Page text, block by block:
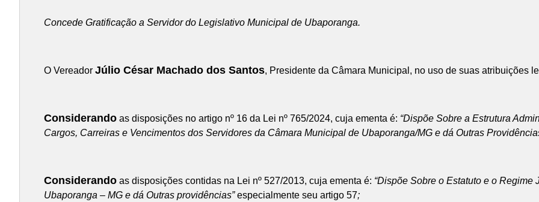
Concede Gratificação a Servidor do Legislativo Municipal de Ubaporanga.
O Vereador Júlio César Machado dos Santos, Presidente da Câmara Municipal, no uso de suas atribuições
Considerando as disposições no artigo nº 16 da Lei nº 765/2024, cuja ementa é: “Dispõe Sobre a Estrutura
Cargos, Carreiras e Vencimentos dos Servidores da Câmara Municipal de Ubaporanga/MG e dá Outras
Considerando as disposições contidas na Lei nº 527/2013, cuja ementa é: “Dispõe Sobre o Estatuto e o
Ubaporanga – MG e dá Outras providências”especialmente seu artigo 57;